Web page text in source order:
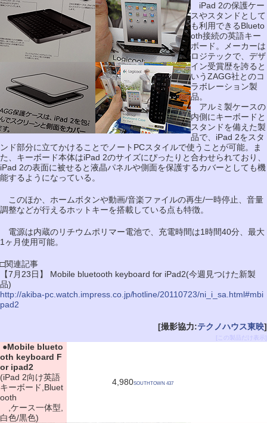
iPad 2の保護ケー
スやスタンドとして
も利用できるBlueto
oth接続の英語キー
ボード。メーカーは
ロジテックで、デザ
イン受賞歴を誇ると
いうZAGG社とのコ
ラボレーション製
品。
アルミ製ケースの
内側にキーボードと
スタンドを備えた製
品で、iPad 2をスタ
ンド部分に立てかけることでノートPCスタイルで使うことが可能。ま
た、キーボード本体はiPad 2のサイズにぴったりと合わせられており、
iPad 2の表面に被せると液晶パネルや側面を保護するカバーとしても機
能するようになっている。
このほか、ホームボタンや動画/音楽ファイルの再生/一時停止、音量
調整などが行えるホットキーを搭載している点も特徴。
電源は内蔵のリチウムポリマー電池で、充電時間は1時間40分、最大
1ヶ月使用可能。
□関連記事
【7月23日】 Mobile bluetooth keyboard for iPad2(今週見つけた新製
品)
http://akiba-pc.watch.impress.co.jp/hotline/20110723/ni_i_sa.html#mbi
pad2
[撮影協力:テクノハウス東映]
[この製品だけ表示]
●Mobile blueto
oth keyboard F
or ipad2
(iPad 2向け英語
キーボード,Bluet
ooth
,ケース一体型,
白色/黒色)
4,980SOUTHTOWN 437